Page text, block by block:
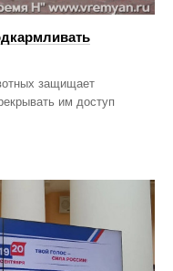
защищает
им доступ